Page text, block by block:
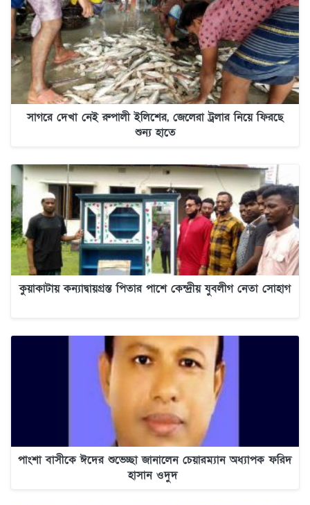
সাগরে দেখা নেই রুপালী ইলিশের, জেলেরা ট্রলার নিয়ে ফিরছে
শুন্য হাতে
কুয়াকাটায় কন্যাদ্বায়গ্রস্ত পিতার পাশে কেন্দ্রীয় যুবলীগ নেতা সোহাগ
পাংশা বাসীকে ঈদের শুভেচ্ছা জানালেন চেয়ারম্যান অধ্যাপক ফরিদ
হাসান ওদুদ